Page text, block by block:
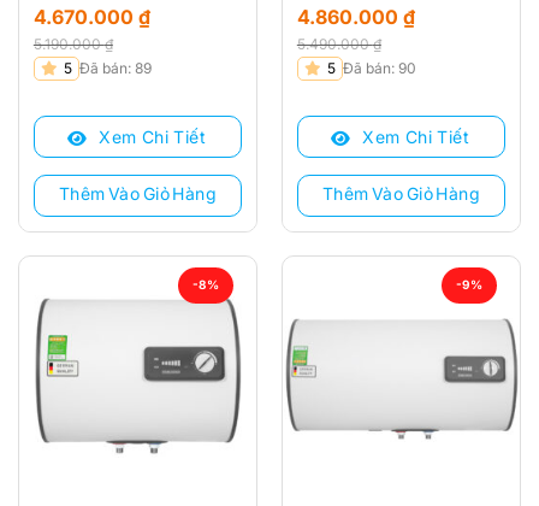
5.190.000₫
Giá
là:
5.190.000 ₫.
4.670.000 ₫
Giá
tại
4.670.000 ₫.
5 Đã bán: 89
Xem Chi Tiết
Thêm Vào Giỏ Hàng
5.490.000₫
Giá
là:
5.490.000 ₫.
4.860.000 ₫
Giá
tại
4.860.000 ₫.
5 Đã bán: 90
Xem Chi Tiết
Thêm Vào Giỏ Hàng
-8% -9%